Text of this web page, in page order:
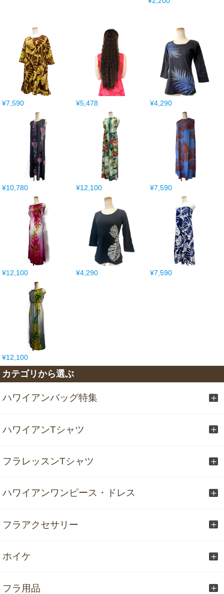
¥7,590 ¥5,478 ¥4,290
¥10,780 ¥12,100 ¥7,590
¥12,100 ¥4,290 ¥7,590
¥12,100
カテゴリから選ぶ
ハワイアンバッグ特集
ハワイアンTシャツ
フラレッスンTシャツ
ハワイアンワンピース・ドレス
フラアクセサリー
ホイケ
フラ用品